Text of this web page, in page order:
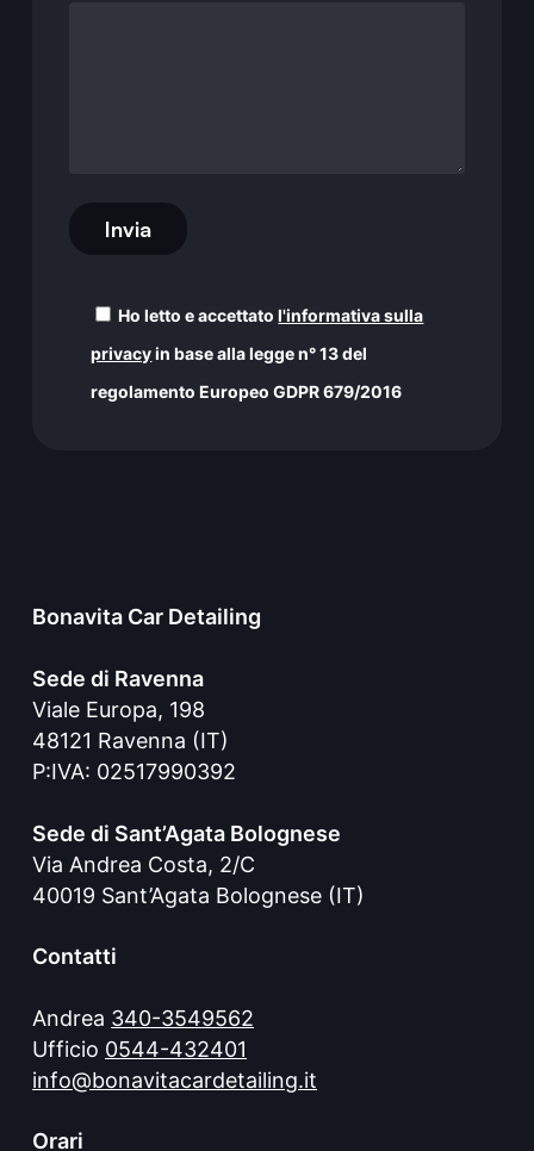
Ho letto e accettatol'informativa sulla
privacyin base alla legge n° 13 del
regolamento Europeo GDPR 679/2016
Bonavita Car Detailing
Sede di Ravenna
Viale Europa, 198
48121 Ravenna (IT)
P:IVA: 02517990392
Sede di Sant’Agata Bolognese
Via Andrea Costa, 2/C
40019 Sant’Agata Bolognese (IT)
Contatti
Andrea 340-3549562
Ufficio 0544-432401
info@bonavitacardetailing.it
Orari